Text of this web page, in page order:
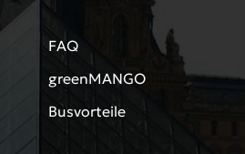
FAQ
greenMANGO
Busvorteile